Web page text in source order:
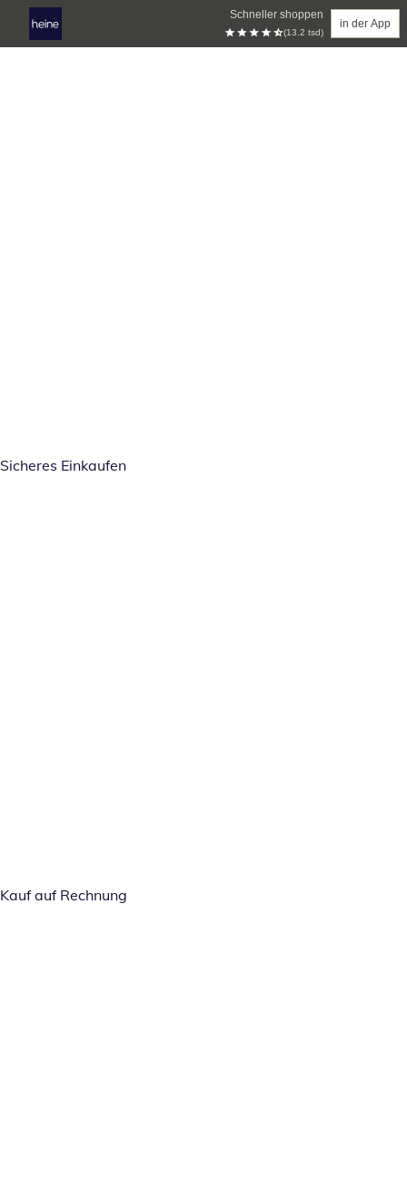
Schneller shoppen
(13.2 tsd)
in der App
Sicheres Einkaufen
Kauf auf Rechnung